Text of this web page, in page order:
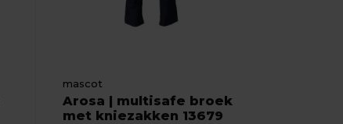
mascot
Arosa | multisafe broek
met kniezakken 13679